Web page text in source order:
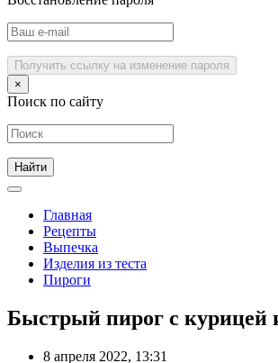
Получить ссылку на изменение пароля
×
Поиск по сайту
Главная
Рецепты
Выпечка
Изделия из теста
Пироги
Быстрый пирог с курицей
8 апреля 2022, 13:31